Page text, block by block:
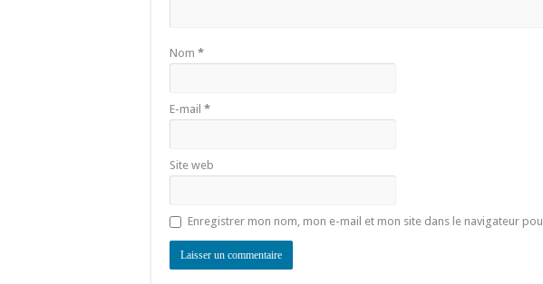
Nom *
E-mail *
Site web
Enregistrer mon nom, mon e-mail et mon site dans le navigateur